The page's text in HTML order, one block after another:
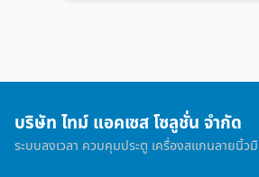
บริษัท ไทม์ แอคเซส โซลูชั่น จำกัด
ระบบลงเวลา ควบคุมประตู เครื่องสแกนลายนิ้ว